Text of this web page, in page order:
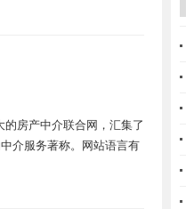
的房产中介联合网，汇集了
介服务著称。网站语言有